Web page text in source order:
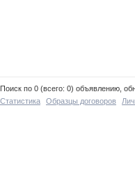
Поиск по 0 (всего: 0) объявлению,
Статистика
Образцы договоров